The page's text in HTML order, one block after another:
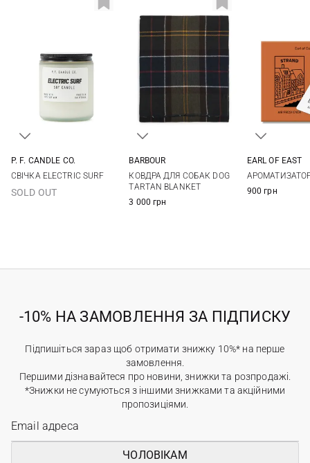
P. F. CANDLE CO.
СВІЧКА ELECTRIC SURF
SOLD OUT
BARBOUR
КОВДРА ДЛЯ СОБАК DOG
TARTAN BLANKET
3 000 грн
EARL OF EAST
900 грн
-10% НА ЗАМОВЛЕННЯ ЗА ПІДПИСКУ
Підпишіться зараз щоб отримати знижку 10%* на перше
замовлення.
Першими дізнавайтеся про новини, знижки та розпродажі.
*Знижки не сумуються з іншими знижками та акційними
пропозиціями.
ЧОЛОВІКАМ